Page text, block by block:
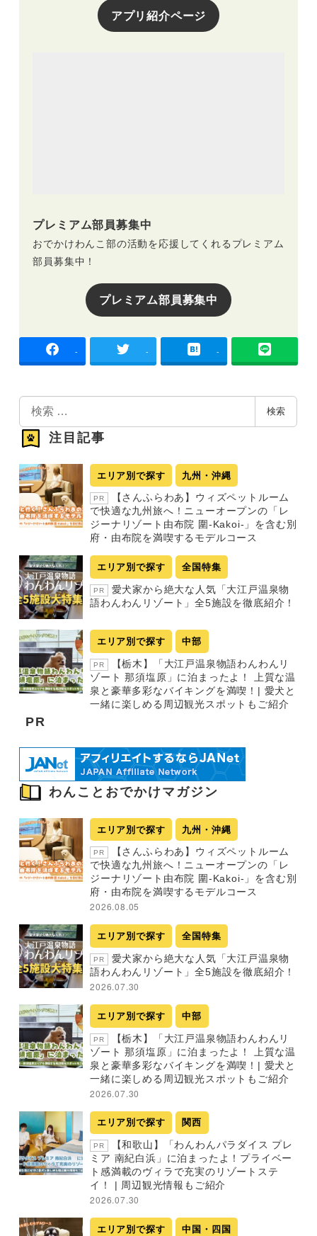
アプリ紹介ページ
プレミアム部員募集中
おでかけわんこ部の活動を応援してくれるプレミアム
部員募集中！
プレミアム部員募集中
- - -
検
索
検索
注目記事
エリア別で探す 九州・沖縄
PR
【さんふらわあ】ウィズペットルーム
で快適な九州旅へ！ニューオープンの「レ
ジーナリゾート由布院 圍-Kakoi-」を含む別
府・由布院を満喫するモデルコース
エリア別で探す 全国特集
PR
愛犬家から絶大な人気「大江戸温泉物
語わんわんリゾート」全5施設を徹底紹介！
エリア別で探す 中部
PR
【栃木】「大江戸温泉物語わんわんリ
ゾート 那須塩原」に泊まったよ！ 上質な温
泉と豪華多彩なバイキングを満喫！| 愛犬と
一緒に楽しめる周辺観光スポットもご紹介
PR
わんことおでかけマガジン
エリア別で探す 九州・沖縄
PR
【さんふらわあ】ウィズペットルーム
で快適な九州旅へ！ニューオープンの「レ
ジーナリゾート由布院 圍-Kakoi-」を含む別
府・由布院を満喫するモデルコース
2026.08.05
エリア別で探す 全国特集
PR
愛犬家から絶大な人気「大江戸温泉物
語わんわんリゾート」全5施設を徹底紹介！
2026.07.30
エリア別で探す 中部
PR
【栃木】「大江戸温泉物語わんわんリ
ゾート 那須塩原」に泊まったよ！ 上質な温
泉と豪華多彩なバイキングを満喫！| 愛犬と
一緒に楽しめる周辺観光スポットもご紹介
2026.07.30
エリア別で探す 関西
PR
【和歌山】「わんわんパラダイス プレ
ミア 南紀白浜」に泊まったよ！プライベー
ト感満載のヴィラで充実のリゾートステ
イ！ | 周辺観光情報もご紹介
2026.07.30
エリア別で探す 中国・四国